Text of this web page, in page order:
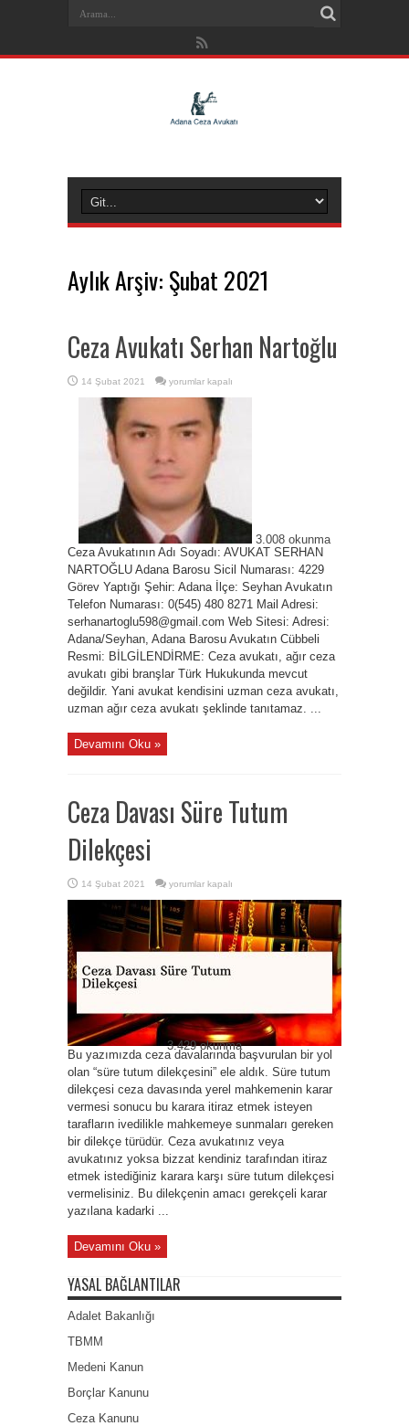
Aylık Arşiv: Şubat 2021
Ceza Avukatı Serhan Nartoğlu
14 Şubat 2021
Ceza
Serhan
için
yorumlar kapalı
3.008 okunma
Ceza Avukatının Adı Soyadı: AVUKAT SERHAN
NARTOĞLU Adana Barosu Sicil Numarası: 4229
Görev Yaptığı Şehir: Adana İlçe: Seyhan Avukatın
Telefon Numarası: 0(545) 480 8271 Mail Adresi:
serhanartoglu598@gmail.com Web Sitesi: Adresi:
Adana/Seyhan, Adana Barosu Avukatın Cübbeli
Resmi: BİLGİLENDİRME: Ceza avukatı, ağır ceza
avukatı gibi branşlar Türk Hukukunda mevcut
değildir. Yani avukat kendisini uzman ceza avukatı,
uzman ağır ceza avukatı şeklinde tanıtamaz. ...
Devamını Oku »
Ceza Davası Süre Tutum
Dilekçesi
14 Şubat 2021
Ceza
Süre
Tutum
Dilekçesi
için
yorumlar kapalı
3.429 okunma
Bu yazımızda ceza davalarında başvurulan bir yol
olan “süre tutum dilekçesini” ele aldık. Süre tutum
dilekçesi ceza davasında yerel mahkemenin karar
vermesi sonucu bu karara itiraz etmek isteyen
tarafların ivedilikle mahkemeye sunmaları gereken
bir dilekçe türüdür. Ceza avukatınız veya
avukatınız yoksa bizzat kendiniz tarafından itiraz
etmek istediğiniz karara karşı süre tutum dilekçesi
vermelisiniz. Bu dilekçenin amacı gerekçeli karar
yazılana kadarki ...
Devamını Oku »
YASAL BAĞLANTILAR
Adalet Bakanlığı
TBMM
Medeni Kanun
Borçlar Kanunu
Ceza Kanunu